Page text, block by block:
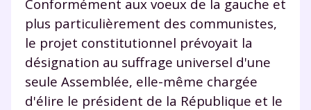
Conformément aux voeux de la gauche et
plus particulièrement des communistes,
le projet constitutionnel prévoyait la
désignation au suffrage universel d'une
seule Assemblée, elle-même chargée
d'élire le président de la République et le